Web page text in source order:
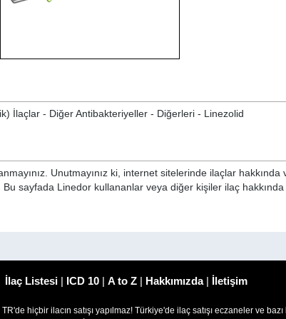
İlaçlar - Diğer Antibakteriyeller - Diğerleri - Linezolid
Unutmayınız ki, internet sitelerinde ilaçlar hakkında
sayfada Linedor kullananlar veya diğer kişiler ilaç hakkında
İlaç Listesi | ICD 10 | A to Z | Hakkımızda| İletişim
hiçbir ilacın satışı yapılmaz! Türkiye'de ilaç satışı eczaneler ve